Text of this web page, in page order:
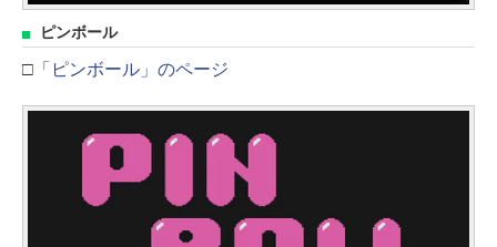
ピンボール
□ 「ピンボール」のページ